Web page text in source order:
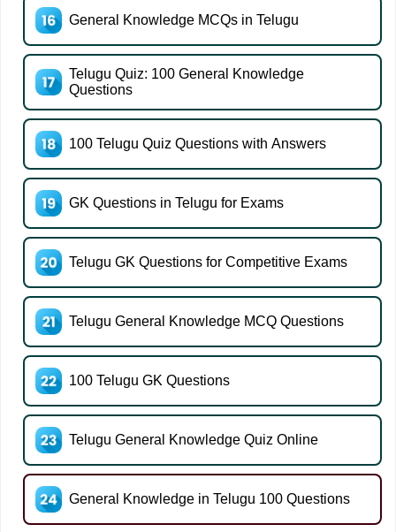
General Knowledge MCQs in Telugu
Telugu Quiz: 100 General Knowledge
Questions
100 Telugu Quiz Questions with Answers
GK Questions in Telugu for Exams
Telugu GK Questions for Competitive Exams
Telugu General Knowledge MCQ Questions
100 Telugu GK Questions
Telugu General Knowledge Quiz Online
General Knowledge in Telugu 100 Questions